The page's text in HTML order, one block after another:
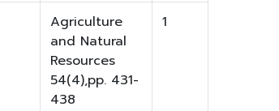
Agriculture
and Natural
Resources
54(4),pp. 431-
438
1